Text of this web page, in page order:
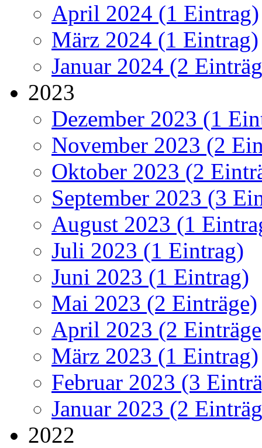
April 2024 (1 Eintrag)
März 2024 (1 Eintrag)
Januar 2024 (2
2023
Dezember 2023 (1
November 2023 (2
Oktober 2023 (2
September 2023 (3
August 2023 (1
Juli 2023 (1 Eintrag)
Juni 2023 (1 Eintrag)
Mai 2023 (2 Einträge)
April 2023 (2
März 2023 (1 Eintrag)
Februar 2023 (3
Januar 2023 (2
2022